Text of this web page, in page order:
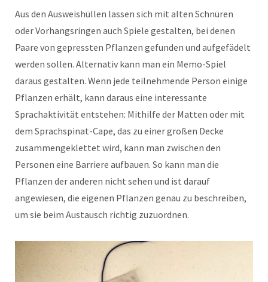
Aus den Ausweishüllen lassen sich mit alten Schnüren
oder Vorhangsringen auch Spiele gestalten, bei denen
Paare von gepressten Pflanzen gefunden und aufgefädelt
werden sollen. Alternativ kann man ein Memo-Spiel
daraus gestalten. Wenn jede teilnehmende Person einige
Pflanzen erhält, kann daraus eine interessante
Sprachaktivität entstehen: Mithilfe der Matten oder mit
dem Sprachspinat-Cape, das zu einer großen Decke
zusammengeklettet wird, kann man zwischen den
Personen eine Barriere aufbauen. So kann man die
Pflanzen der anderen nicht sehen und ist darauf
angewiesen, die eigenen Pflanzen genau zu beschreiben,
um sie beim Austausch richtig zuzuordnen.